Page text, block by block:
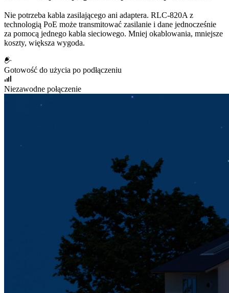
Nie potrzeba kabla zasilającego ani adaptera. RLC-820A z
technologią PoE może transmitować zasilanie i dane jednocześnie
za pomocą jednego kabla sieciowego. Mniej okablowania, mniejsze
koszty, większa wygoda.
Gotowość do użycia po podłączeniu
Niezawodne połączenie